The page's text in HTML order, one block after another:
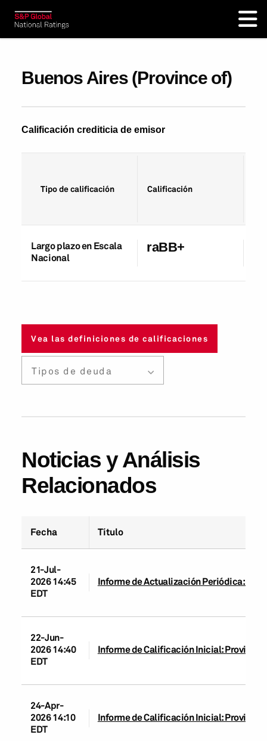
Buenos Aires (Province of)
Calificación crediticia de emisor
Tipo de calificación Calificación
Largo plazo en Escala
Nacional
raBB+
Vea las definiciones de calificaciones
Tipos de deuda
Noticias y Análisis
Relacionados
Fecha Título
21-Jul-
2026 14:45
EDT
Informe de Actualización Periódica:
22-Jun-
2026 14:40
EDT
Informe de Calificación Inicial: Provincia
24-Apr-
2026 14:10
EDT
Informe de Calificación Inicial: Provincia